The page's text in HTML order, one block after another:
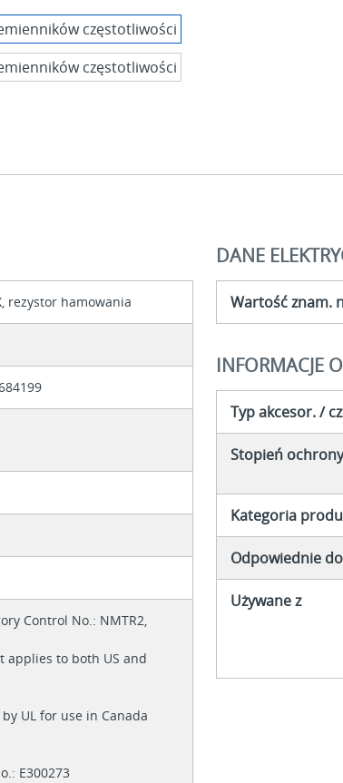
rezystor hamowania
Control No.: NMTR2,
applies to both US and
UL for use in Canada
E300273
DANE
Wartość znam.
INFORMACJE
Typ akcesor. /
Stopień ochrony
Kategoria
Odpowiednie do
Używane z